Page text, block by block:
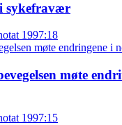
sykefravær
1997:18
møte
1997:15